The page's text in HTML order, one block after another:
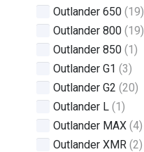
Outlander 650 (19)
Outlander 800 (19)
Outlander 850 (1)
Outlander G1 (3)
Outlander G2 (20)
Outlander L (1)
Outlander MAX (4)
Outlander XMR (2)